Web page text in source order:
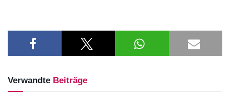
Verwandte Beiträge